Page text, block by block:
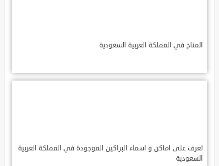
المناخ في المملكة العربية السعودية
تعرف على اماكن و اسماء البراكين الموجودة في المملكة العربية
السعودية